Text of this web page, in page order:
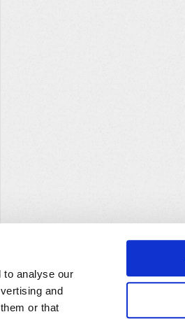
to analyse our
and
or that